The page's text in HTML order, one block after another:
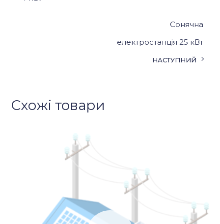
Сонячна
електростанція 25 кВт
НАСТУПНИЙ
Схожі товари